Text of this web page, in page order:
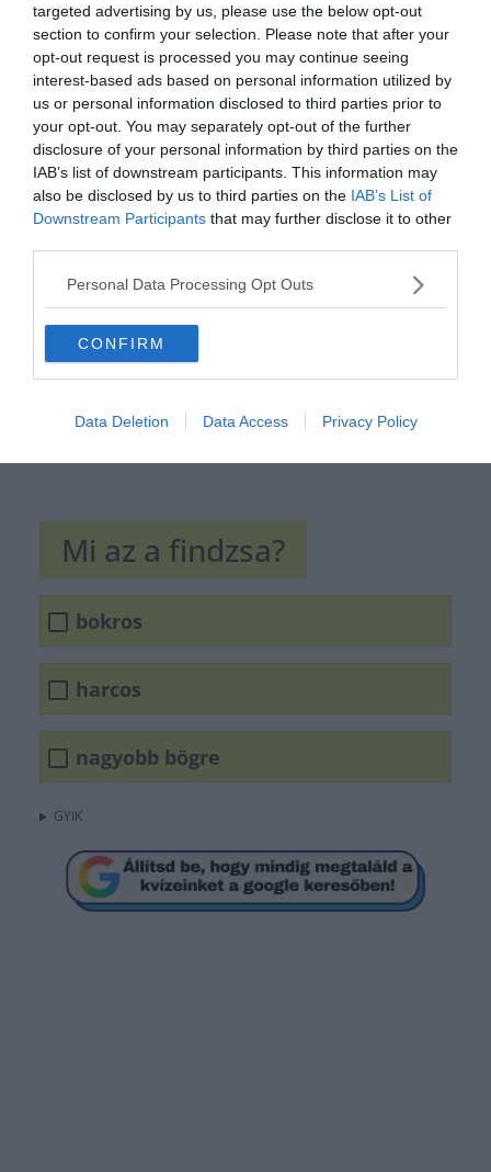
targeted advertising by us, please use the below opt-out
section to confirm your selection. Please note that after your
opt-out request is processed you may continue seeing
interest-based ads based on personal information utilized by
us or personal information disclosed to third parties prior to
your opt-out. You may separately opt-out of the further
disclosure of your personal information by third parties on the
IAB’s list of downstream participants. This information may
also be disclosed by us to third parties on the IAB’s List of
Downstream Participants that may further disclose it to other
Personal Data Processing Opt Outs
CONFIRM
Data Deletion Data Access Privacy Policy
Hirdetés
Mi az a findzsa?
bokros
harcos
nagyobb bögre
GYIK